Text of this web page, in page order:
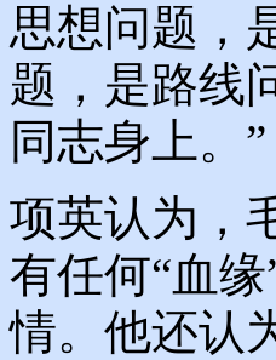
思想问题，
题，是路线
同志身上。”
项英认为，
有任何“血
情。他还认